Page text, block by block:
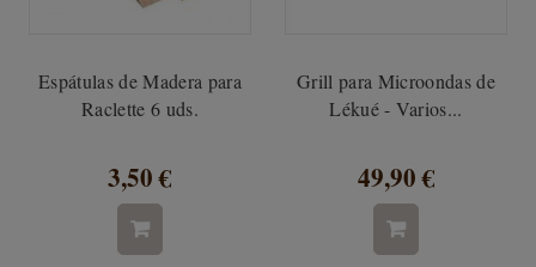
Espátulas de Madera para
Raclette 6 uds.
3,50 €
Grill para Microondas de
Lékué - Varios...
49,90 €